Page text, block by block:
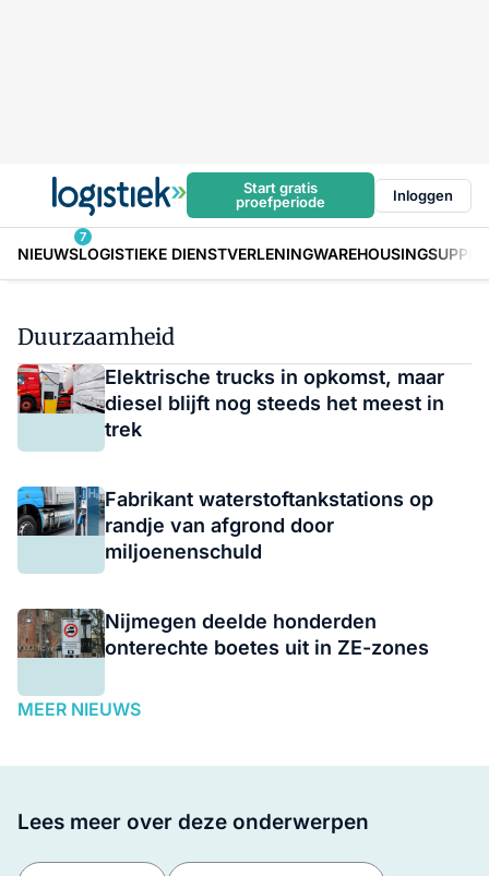
Start gratis
proefperiode
Inloggen
NIEUWS
7
LOGISTIEKE DIENSTVERLENINGWAREHOUSING
Duurzaamheid
Elektrische trucks in opkomst, maar
diesel blijft nog steeds het meest in
trek
Fabrikant waterstoftankstations op
randje van afgrond door
miljoenenschuld
Nijmegen deelde honderden
onterechte boetes uit in ZE-zones
MEER NIEUWS
Lees meer over deze onderwerpen